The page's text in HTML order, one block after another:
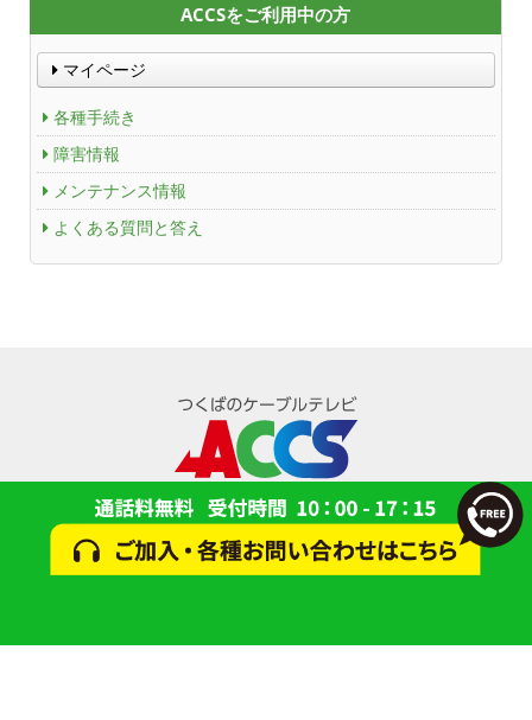
ACCSをご利用中の方
マイページ
各種手続き
障害情報
メンテナンス情報
よくある質問と答え
Service guidance (in English)
Channel Table
Cable-plus Phone
ACCSTV,ACCSnet&Cable-plus Phone Set
ACCS Cable Connection